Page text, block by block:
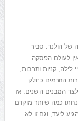
של הולנד. סביר
לעולם הפסקה
קניות ותרבות,
הזורמים כחלק
המבנים הישנים. אז
כמה שיותר מוקדם
ליעד, וגם זו לא